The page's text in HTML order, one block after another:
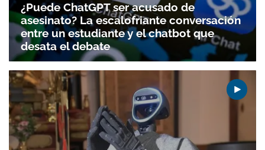
¿Puede ChatGPT ser acusado de
asesinato? La escalofriante conversación
entre un estudiante y el chatbot que
desata el debate